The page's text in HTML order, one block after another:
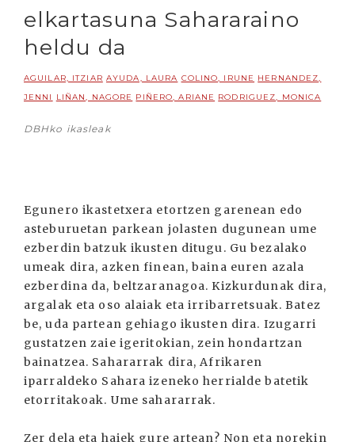
elkartasuna Sahararaino
heldu da
AGUILAR, ITZIAR AYUDA, LAURA COLINO, IRUNE HERNANDEZ,
JENNI
LIÑAN, NAGORE PIÑERO, ARIANE RODRIGUEZ, MONICA
DBHko ikasleak
Egunero ikastetxera etortzen garenean edo
asteburuetan parkean jolasten dugunean ume
ezberdin batzuk ikusten ditugu. Gu bezalako
umeak dira, azken finean, baina euren azala
ezberdina da, beltzaranagoa. Kizkurdunak dira,
argalak eta oso alaiak eta irribarretsuak. Batez
be, uda partean gehiago ikusten dira. Izugarri
gustatzen zaie igeritokian, zein hondartzan
bainatzea. Sahararrak dira, Afrikaren
iparraldeko Sahara izeneko herrialde batetik
etorritakoak. Ume sahararrak.
Zer dela eta haiek gure artean? Non eta norekin